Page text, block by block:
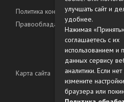
Политика конфиденциальности
Правообладателям
Карта сайта
улучшать сайт и
удобнее.
Нажимая
соглашаетесь с их
использованием и
данных сервису
аналитики. Если
измените настройки
браузера или